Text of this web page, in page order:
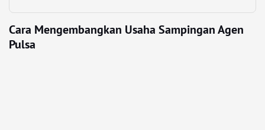
Cara Mengembangkan Usaha Sampingan Agen
Pulsa